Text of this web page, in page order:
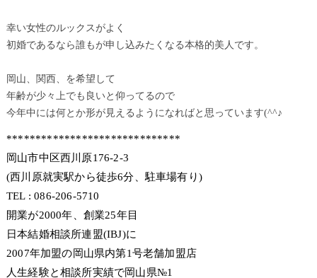
幸い女性のルックスがよく
初婚であるなら誰もが申し込みたくなる本格的美人です。
岡山、関西、を希望して
年齢が少々上でも良いと仰ってるので
今年中には何とか形が見えるようになればと思っています(^^♪
******************************
岡山市中区西川原176-2-3
(西川原就実駅から徒歩6分、駐車場有り)
TEL : 086-206-5710
開業が2000年、創業25年目
日本結婚相談所連盟(IBJ)に
2007年加盟の岡山県内第1号老舗加盟店
人生経験と相談所実績で岡山県№1